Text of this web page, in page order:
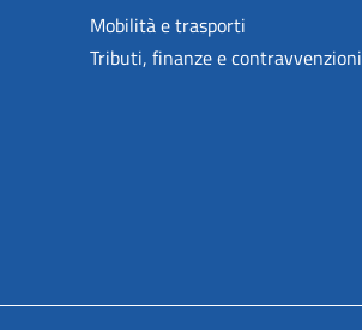
Mobilità e trasporti
Tributi, finanze e contravvenzioni